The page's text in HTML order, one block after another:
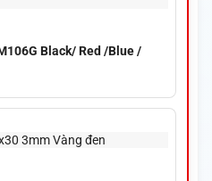
Black/ Red /Blue /